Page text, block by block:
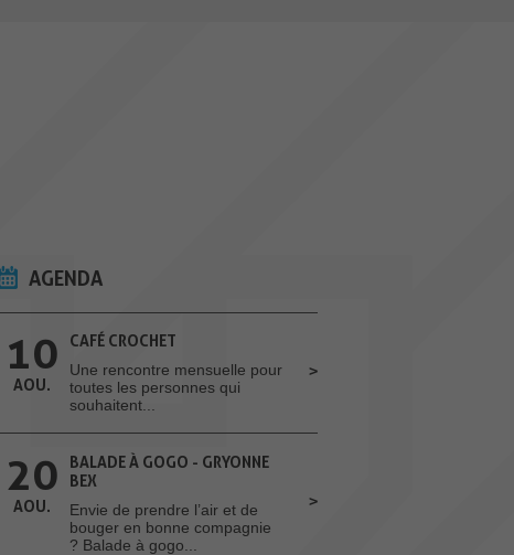
AGENDA
10
AOU.
CAFÉ CROCHET
Une rencontre mensuelle pour
toutes les personnes qui
souhaitent...
20
AOU.
BALADE À GOGO - GRYONNE
BEX
Envie de prendre l’air et de
bouger en bonne compagnie
? Balade à gogo...